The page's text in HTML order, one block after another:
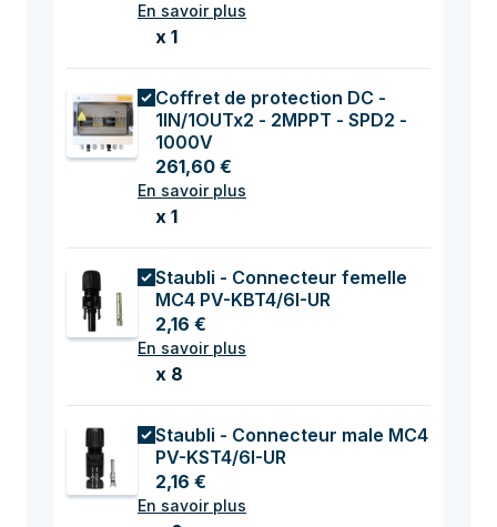
En savoir plus
x 1
Coffret de protection DC -
1IN/1OUTx2 - 2MPPT - SPD2 -
1000V
261,60 €
En savoir plus
x 1
Staubli - Connecteur femelle
MC4 PV-KBT4/6I-UR
2,16 €
En savoir plus
x 8
Staubli - Connecteur male MC4
PV-KST4/6I-UR
2,16 €
En savoir plus